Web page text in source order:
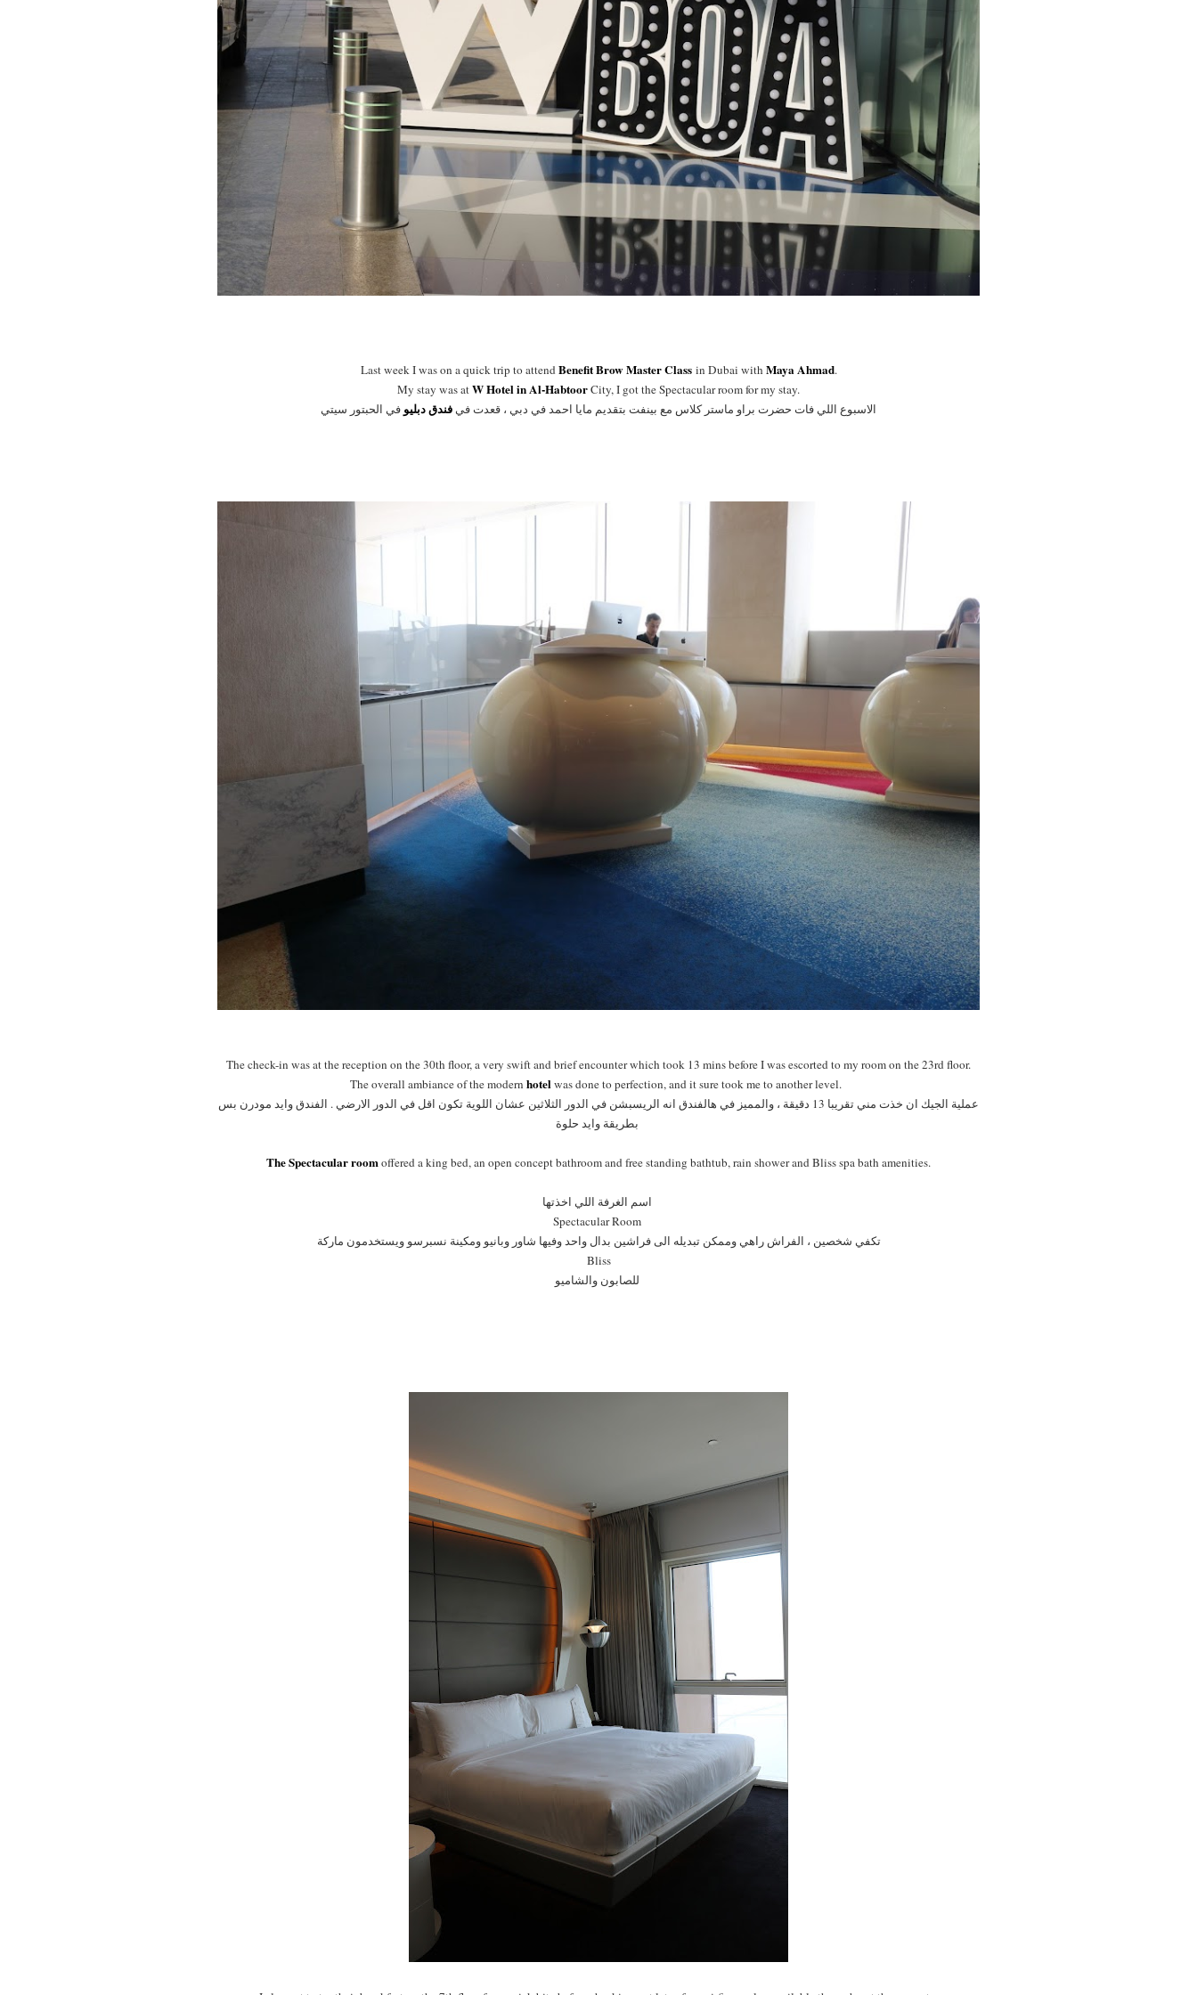
Last week I was on a quick trip to attendBenefit Brow Master Classin Dubai with Maya Ahmad.
My stay was atW Hotel in Al-HabtoorCity, I got the Spectacular room for my stay.
الاسبوع اللي فات حضرت براو ماستر كلاس مع بينفت بتقديم مايا احمد في دبي ، قعدت فيفندق دبليو في الحبتور سيتي
The check-in was at the reception on the 30th floor, a very swift and brief encounter which took 13 mins before I was escorted to my room on the 23rd floor.
The overall ambiance of the modern hotelwas done to perfection, and it sure took me to another level.
عملية الجيك ان خذت مني تقريبا 13 دقيقة ، والمميز في هالفندق انه الريسبشن في الدور الثلاثين عشان اللوية تكون اقل في الدور الارضي . الفندق وايد مودرن بس
The Spectacular roomoffered a king bed, an open concept bathroom and free standing bathtub, rain shower and Bliss spa bath amenities.
Spectacular Room
تكفي شخصين ، الفراش راهي وممكن تبديله الى فراشين بدال واحد وفيها شاور وبانيو ومكينة نسبرسو ويستخدمون ماركة
Bliss